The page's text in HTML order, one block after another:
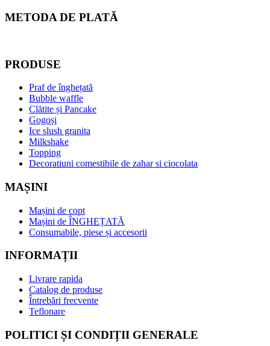
METODA DE PLATĂ
PRODUSE
Praf de înghețată
Bubble waffle
Clătite și Pancake
Gogoși
Ice slush granita
Milkshake
Topping
Decoratiuni comestibile de zahar si ciocolata
MAȘINI
Mașini de copt
Mașini de ÎNGHEȚATĂ
Consumabile, piese și accesorii
INFORMAȚII
Livrare rapida
Catalog de produse
Întrebări frecvente
Teflonare
POLITICI ȘI CONDIȚII GENERALE